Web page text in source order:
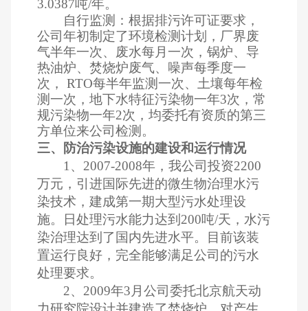
3.0387吨/年。
自行监测：根据排污许可证要求，
公司年初制定了环境检测计划，厂界废
气半年一次、废水每月一次，锅炉、导
热油炉、焚烧炉废气、噪声每季度一
次， RTO每半年监测一次、土壤每年检
测一次，地下水特征污染物一年3次，常
规污染物一年2次，均委托有资质的第三
方单位来公司检测。
三、防治污染设施的建设和运行情况
1、2007-2008年，我公司投资2200
万元，引进国际先进的微生物治理水污
染技术，建成第一期大型污水处理设
施。日处理污水能力达到200吨/天，水污
染治理达到了国内先进水平。目前该装
置运行良好，完全能够满足公司的污水
处理要求。
2、2009年3月公司委托北京航天动